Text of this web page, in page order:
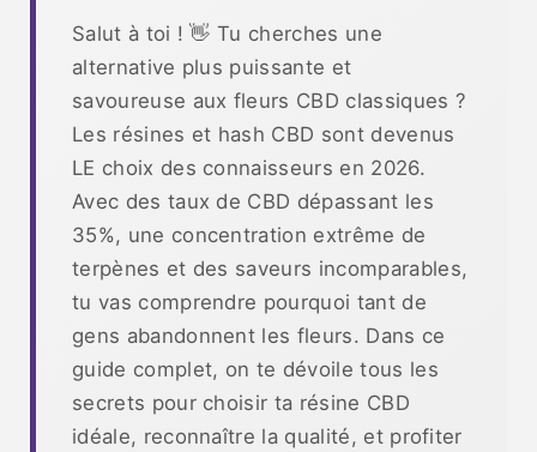
Salut à toi ! 👋 Tu cherches une
alternative plus puissante et
savoureuse aux fleurs CBD classiques ?
Les résines et hash CBD sont devenus
LE choix des connaisseurs en 2026.
Avec des taux de CBD dépassant les
35%, une concentration extrême de
terpènes et des saveurs incomparables,
tu vas comprendre pourquoi tant de
gens abandonnent les fleurs. Dans ce
guide complet, on te dévoile tous les
secrets pour choisir ta résine CBD
idéale, reconnaître la qualité, et profiter